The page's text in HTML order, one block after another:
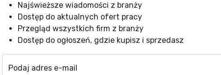
Najświeższe wiadomości z branży
Dostęp do aktualnych ofert pracy
Przegląd wszystkich firm z branży
Dostęp do ogłoszeń, gdzie kupisz i sprzedasz
Podaj adres e-mail